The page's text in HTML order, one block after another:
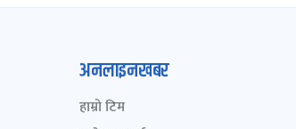
अनलाइनखबर
हाम्रो टिम